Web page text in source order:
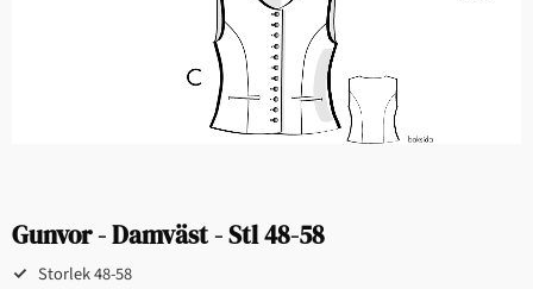
Gunvor - Damväst - Stl 48-58
Storlek 48-58​